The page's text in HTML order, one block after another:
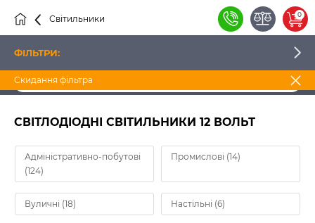
0
Світильники
Світлодіодні світильники 12 Вольт
СВІТЛОДІОДНІ СВІТИЛЬНИКИ 12 ВОЛЬТ
Адміністративно-побутові
(124)
Промислові (14)
Вуличні (18) Настільні (6)
ФІЛЬТРИ:
Скидання фільтра
ВИРОБНИК
НАЯВНІСТЬ